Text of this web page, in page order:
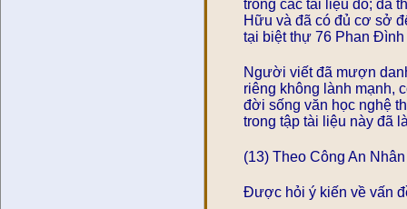
trong các tài liệu đó; đã
Hữu và đã có đủ cơ sở
tại biệt thự 76 Phan Đình
Người viết đã mượn
riêng không lành mạnh,
đời sống văn học nghệ
trong tập tài liệu này đã
(13) Theo Công An
Được hỏi ý kiến về vấn